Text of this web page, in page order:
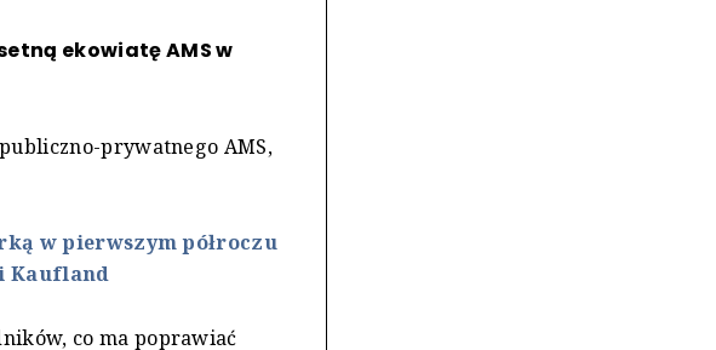
ekowiatę AMS w
prywatnego AMS,
w pierwszym półroczu
i Kaufland
co ma poprawiać